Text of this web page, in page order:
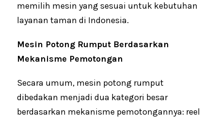
memilih mesin yang sesuai untuk kebutuhan
layanan taman di Indonesia.
Mesin Potong Rumput Berdasarkan
Mekanisme Pemotongan
Secara umum, mesin potong rumput
dibedakan menjadi dua kategori besar
berdasarkan mekanisme pemotongannya: reel